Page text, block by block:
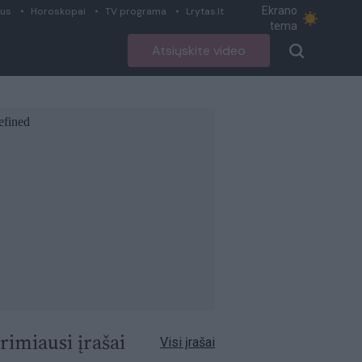
Horoskopai TV programa Lrytas.lt
Ekrano
tema
Atsiųskite video
įrašai Visi įrašai